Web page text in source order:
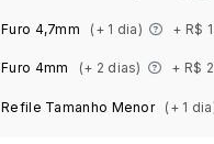
Furo 4,7mm (+ 1 dia) + R$
Furo 4mm (+ 2 dias) + R$
Refile Tamanho Menor (+ 1